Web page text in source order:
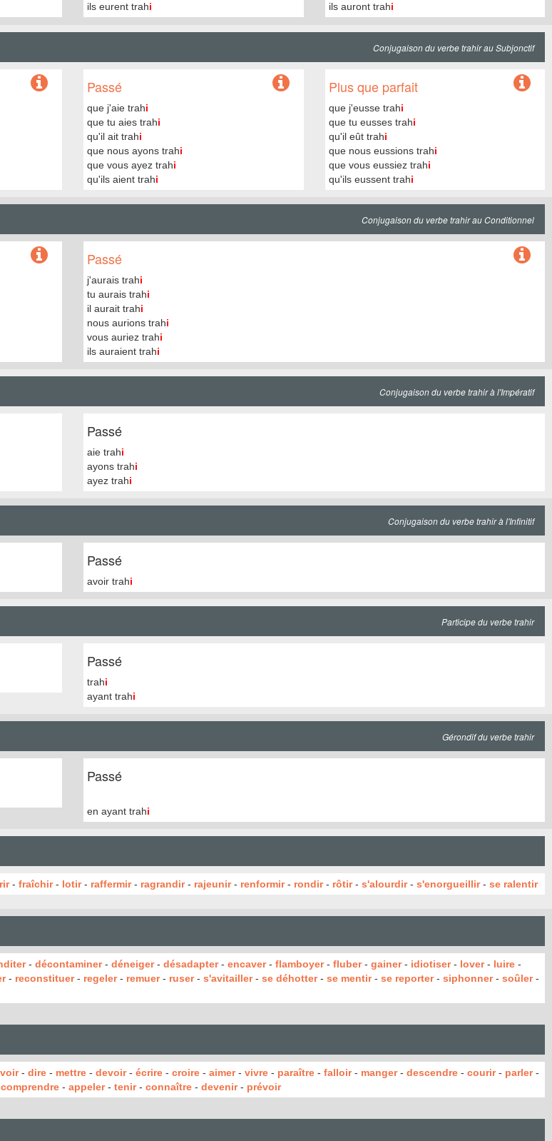
ils eurent trahi
ils auront trahi
Conjugaison du verbe trahir au Subjonctif
Passé
que j'aie trahi
que tu aies trahi
qu'il ait trahi
que nous ayons trahi
que vous ayez trahi
qu'ils aient trahi
Plus que parfait
que j'eusse trahi
que tu eusses trahi
qu'il eût trahi
que nous eussions trahi
que vous eussiez trahi
qu'ils eussent trahi
Conjugaison du verbe trahir au Conditionnel
Passé
j'aurais trahi
tu aurais trahi
il aurait trahi
nous aurions trahi
vous auriez trahi
ils auraient trahi
Conjugaison du verbe trahir à l'Impératif
Passé
aie trahi
ayons trahi
ayez trahi
Conjugaison du verbe trahir à l'Infinitif
Passé
avoir trahi
Participe du verbe trahir
Passé
trahi
ayant trahi
Gérondif du verbe trahir
Passé
en ayant trahi
- fraîchir- lotir- raffermir- ragrandir- rajeunir- renformir- rondir- rôtir- s'alourdir- s'enorgueillir- se ralentir
- décontaminer- déneiger- désadapter- encaver- flamboyer- fluber- gainer- idiotiser- lover- luire -
- reconstituer- regeler- remuer- ruser- s'avitailler- se déhotter- se mentir- se reporter- siphonner- soûler-
- dire - mettre - devoir- écrire - croire - aimer- vivre - paraître - falloir- manger- descendre - courir- parler-
comprendre - appeler- tenir- connaître - devenir- prévoir